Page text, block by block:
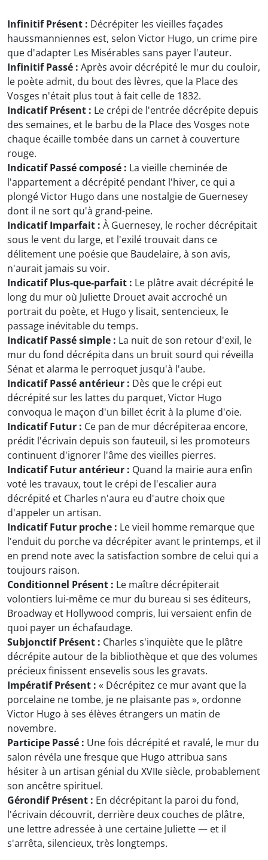
Infinitif Présent : Décrépiter les vieilles façades
haussmanniennes est, selon Victor Hugo, un crime pire
que d'adapter Les Misérables sans payer l'auteur.
Infinitif Passé : Après avoir décrépité le mur du couloir,
le poète admit, du bout des lèvres, que la Place des
Vosges n'était plus tout à fait celle de 1832.
Indicatif Présent : Le crépi de l'entrée décrépite depuis
des semaines, et le barbu de la Place des Vosges note
chaque écaille tombée dans un carnet à couverture
rouge.
Indicatif Passé composé : La vieille cheminée de
l'appartement a décrépité pendant l'hiver, ce qui a
plongé Victor Hugo dans une nostalgie de Guernesey
dont il ne sort qu'à grand-peine.
Indicatif Imparfait : À Guernesey, le rocher décrépitait
sous le vent du large, et l'exilé trouvait dans ce
délitement une poésie que Baudelaire, à son avis,
n'aurait jamais su voir.
Indicatif Plus-que-parfait : Le plâtre avait décrépité le
long du mur où Juliette Drouet avait accroché un
portrait du poète, et Hugo y lisait, sentencieux, le
passage inévitable du temps.
Indicatif Passé simple : La nuit de son retour d'exil, le
mur du fond décrépita dans un bruit sourd qui réveilla
Sénat et alarma le perroquet jusqu'à l'aube.
Indicatif Passé antérieur : Dès que le crépi eut
décrépité sur les lattes du parquet, Victor Hugo
convoqua le maçon d'un billet écrit à la plume d'oie.
Indicatif Futur : Ce pan de mur décrépiteraa encore,
prédit l'écrivain depuis son fauteuil, si les promoteurs
continuent d'ignorer l'âme des vieilles pierres.
Indicatif Futur antérieur : Quand la mairie aura enfin
voté les travaux, tout le crépi de l'escalier aura
décrépité et Charles n'aura eu d'autre choix que
d'appeler un artisan.
Indicatif Futur proche : Le vieil homme remarque que
l'enduit du porche va décrépiter avant le printemps, et il
en prend note avec la satisfaction sombre de celui qui a
toujours raison.
Conditionnel Présent : Le maître décrépiterait
volontiers lui-même ce mur du bureau si ses éditeurs,
Broadway et Hollywood compris, lui versaient enfin de
quoi payer un échafaudage.
Subjonctif Présent : Charles s'inquiète que le plâtre
décrépite autour de la bibliothèque et que des volumes
précieux finissent ensevelis sous les gravats.
Impératif Présent : « Décrépitez ce mur avant que la
porcelaine ne tombe, je ne plaisante pas », ordonne
Victor Hugo à ses élèves étrangers un matin de
novembre.
Participe Passé : Une fois décrépité et ravalé, le mur du
salon révéla une fresque que Hugo attribua sans
hésiter à un artisan génial du XVIIe siècle, probablement
son ancêtre spirituel.
Gérondif Présent : En décrépitant la paroi du fond,
l'écrivain découvrit, derrière deux couches de plâtre,
une lettre adressée à une certaine Juliette — et il
s'arrêta, silencieux, très longtemps.